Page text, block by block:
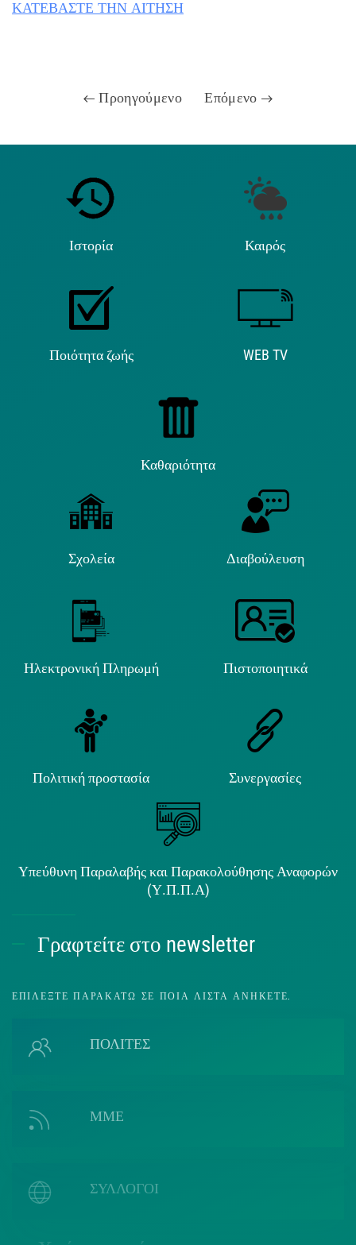
ΚΑΤΕΒΑΣΤΕ ΤΗΝ ΑΙΤΗΣΗ
Προηγούμενο Επόμενο
Ιστορία Καιρός
Ποιότητα ζωής WEB TV
Καθαριότητα
Σχολεία Διαβούλευση
Ηλεκτρονική Πληρωμή Πιστοποιητικά
Πολιτική προστασία Συνεργασίες
Υπεύθυνη Παραλαβής και Παρακολούθησης Αναφορών
(Υ.Π.Π.Α)
Γραφτείτε στο newsletter
ΕΠΙΛΈΞΤΕ ΠΑΡΑΚΆΤΩ ΣΕ ΠΟΙΑ ΛΊΣΤΑ ΑΝΉΚΕΤΕ.
ΠΟΛΙΤΕΣ
ΜΜΕ
ΣΥΛΛΟΓΟΙ